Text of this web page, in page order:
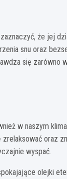
że jej
snu oraz
się zarówno
w naszym
oraz
wyspać.
olejki